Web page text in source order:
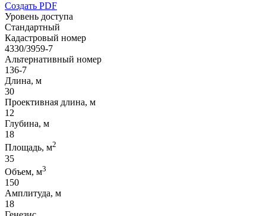
Создать PDF
Уровень доступа
Стандартный
Кадастровый номер
4330/3959-7
Альтернативный номер
136-7
Длина, м
30
Проективная длина, м
12
Глубина, м
18
Площадь, м2
35
Объем, м3
150
Амплитуда, м
18